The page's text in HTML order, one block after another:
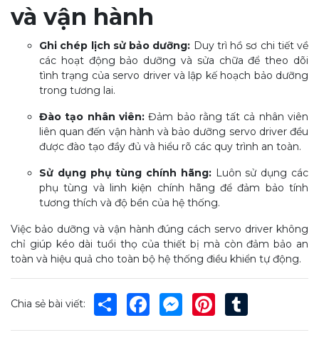
và vận hành
Ghi chép lịch sử bảo dưỡng: Duy trì hồ sơ chi tiết về
các hoạt động bảo dưỡng và sửa chữa để theo dõi
tình trạng của servo driver và lập kế hoạch bảo dưỡng
trong tương lai.
Đào tạo nhân viên:Đảm bảo rằng tất cả nhân viên
liên quan đến vận hành và bảo dưỡng servo driver đều
được đào tạo đầy đủ và hiểu rõ các quy trình an toàn.
Sử dụng phụ tùng chính hãng:Luôn sử dụng các
phụ tùng và linh kiện chính hãng để đảm bảo tính
tương thích và độ bền của hệ thống.
Việc bảo dưỡng và vận hành đúng cách servo driver không
chỉ giúp kéo dài tuổi thọ của thiết bị mà còn đảm bảo an
toàn và hiệu quả cho toàn bộ hệ thống điều khiển tự động.
Chia sẻ bài viết: Share FacebookMessengerPinterest